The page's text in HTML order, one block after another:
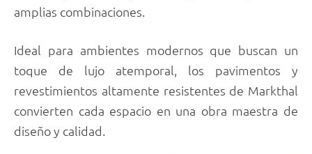
amplias combinaciones.
Ideal para ambientes modernos que buscan un
toque de lujo atemporal, los pavimentos y
revestimientos altamente resistentes de Markthal
convierten cada espacio en una obra maestra de
diseño y calidad.